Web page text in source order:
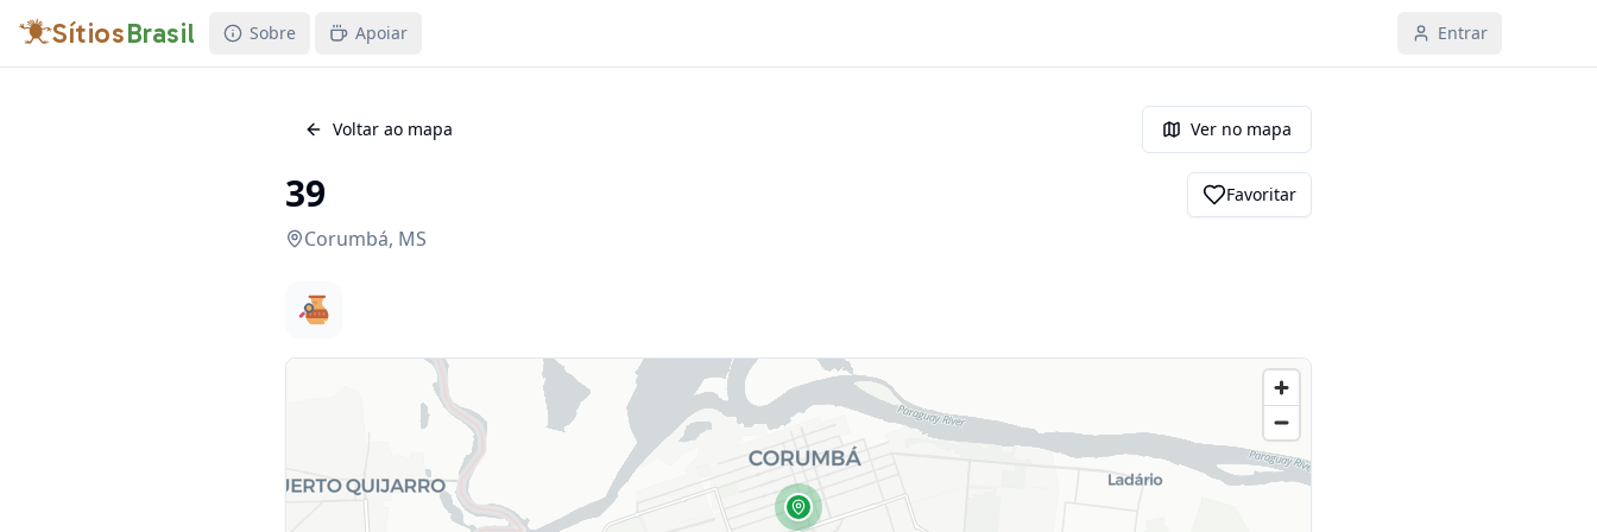
SítiosBrasil Sobre Apoiar Entrar
Voltar ao mapa Ver no mapa
39
Corumbá, MS
Favoritar